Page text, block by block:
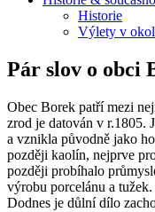
Historie
Výlety v
Pár slov o obci
Obec Borek patří mezi
zrod je datován v r.1805.
a vznikla původně jako
později kaolín, nejprve
později probíhalo
výrobu porcelánu a
Dodnes je důlní dílo